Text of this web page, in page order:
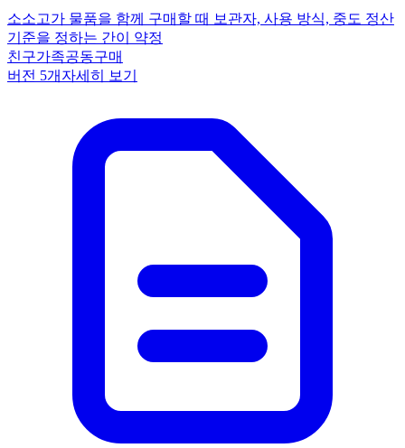
소소고가 물품을 함께 구매할 때 보관자, 사용 방식, 중도 정산
기준을 정하는 간이 약정
친구가족공동구매
버전 5개 자세히 보기